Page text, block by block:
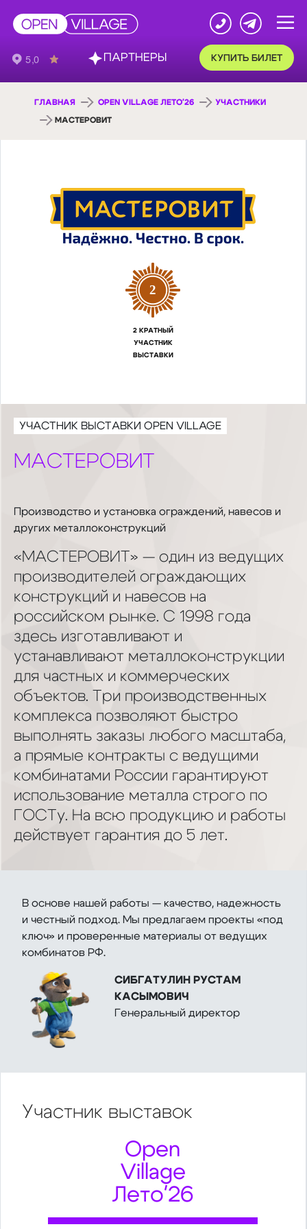
КУПИТЬ БИЛЕТ
ГЛАВНАЯ OPEN VILLAGE ЛЕТО'26 УЧАСТНИКИ
МАСТЕРОВИТ
2
2 КРАТНЫЙ
УЧАСТНИК
ВЫСТАВКИ
УЧАСТНИК ВЫСТАВКИ OPEN VILLAGE
МАСТЕРОВИТ
Производство и установка ограждений, навесов и
других металлоконструкций
«МАСТЕРОВИТ» — один из ведущих
производителей ограждающих
конструкций и навесов на
российском рынке. С 1998 года
здесь изготавливают и
устанавливают металлоконструкции
для частных и коммерческих
объектов. Три производственных
комплекса позволяют быстро
выполнять заказы любого масштаба,
а прямые контракты с ведущими
комбинатами России гарантируют
использование металла строго по
ГОСТу. На всю продукцию и работы
действует гарантия до 5 лет.
В основе нашей работы — качество, надежность
и честный подход. Мы предлагаем проекты «под
ключ» и проверенные материалы от ведущих
комбинатов РФ.
СИБГАТУЛИН РУСТАМ
КАСЫМОВИЧ
Генеральный директор
Участник выставок
Open
Village
Лето'26